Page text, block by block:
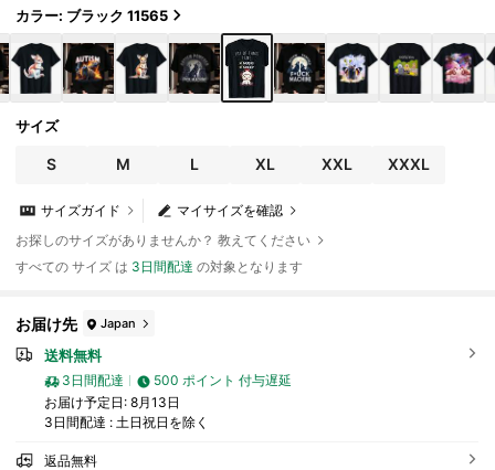
カラー: ブラック 11565
サイズ
S M L XL XXL XXXL
マイサイズを確認
サイズガイド
お探しのサイズがありませんか？ 教えてください
すべての サイズ は 3日間配達 の対象となります
お届け先 Japan
送料無料
3日間配達
500 ポイント 付与遅延
お届け予定日: 8月13日
3日間配達 : 土日祝日を除く
返品無料